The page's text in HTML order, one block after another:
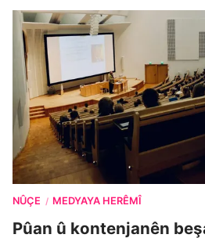
NÛÇE / MEDYAYA HERÊMÎ
Pûan û kontenjanên